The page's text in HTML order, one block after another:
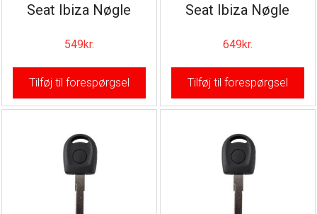
Seat Ibiza Nøgle
549kr.
Tilføj til forespørgsel
Seat Ibiza Nøgle
649kr.
Tilføj til forespørgsel